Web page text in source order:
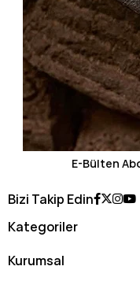
E-Bülten
Bizi Takip Edin
Kategoriler
Kurumsal